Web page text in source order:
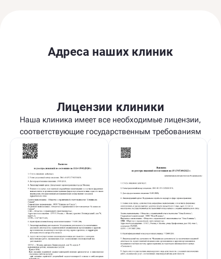
Адреса наших клиник
Лицензии клиники
Наша клиника имеет все необходимые лицензии,
соответствующие государственным требованиям